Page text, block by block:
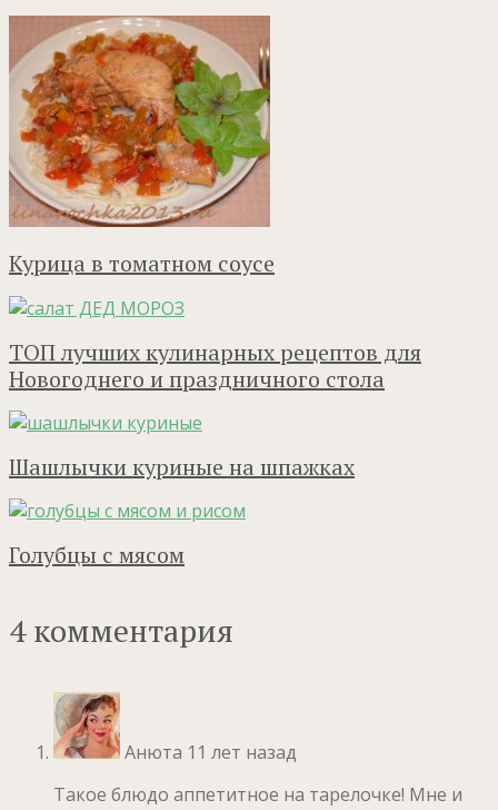
Курица в томатном соусе
ТОП лучших кулинарных рецептов для
Новогоднего и праздничного стола
Шашлычки куриные на шпажках
Голубцы с мясом
4 комментария
Анюта 11 лет назад
Такое блюдо аппетитное на тарелочке! Мне и